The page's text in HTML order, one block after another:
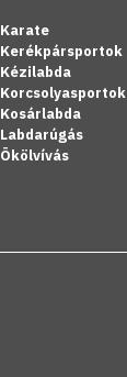
Karate
Kerékpársportok
Kézilabda
Korcsolyasportok
Kosárlabda
Labdarúgás
Ökölvívás